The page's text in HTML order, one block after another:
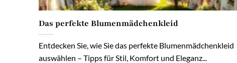
Das perfekte Blumenmädchenkleid
Entdecken Sie, wie Sie das perfekte Blumenmädchenkleid
auswählen – Tipps für Stil, Komfort und Eleganz...